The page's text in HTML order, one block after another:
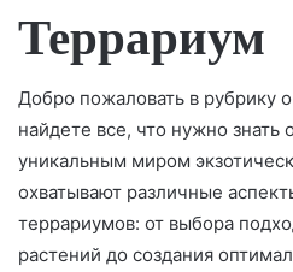
Террариум
Добро пожаловать в рубрику
найдете все, что нужно знать
уникальным миром
охватывают различные
террариумов: от выбора
растений до создания